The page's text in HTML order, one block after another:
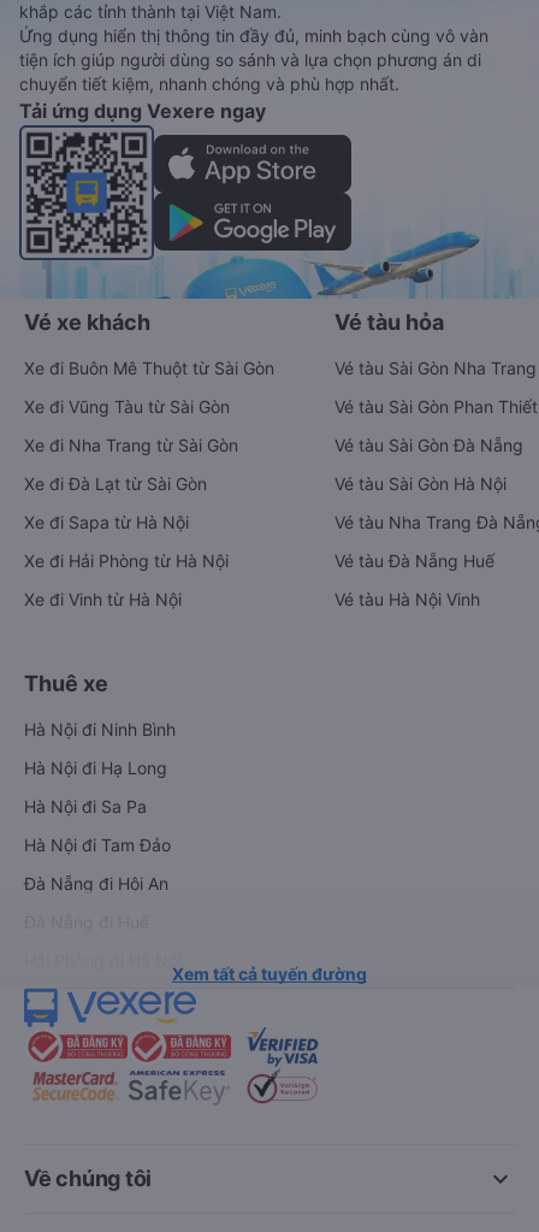
khắp các tỉnh thành tại Việt Nam.
Ứng dụng hiển thị thông tin đầy đủ, minh bạch cùng vô vàn
tiện ích giúp người dùng so sánh và lựa chọn phương án di
chuyển tiết kiệm, nhanh chóng và phù hợp nhất.
Tải ứng dụng Vexere ngay
Vé xe khách
Xe đi Buôn Mê Thuột từ Sài Gòn
Xe đi Vũng Tàu từ Sài Gòn
Xe đi Nha Trang từ Sài Gòn
Xe đi Đà Lạt từ Sài Gòn
Xe đi Sapa từ Hà Nội
Xe đi Hải Phòng từ Hà Nội
Xe đi Vinh từ Hà Nội
Vé tàu hỏa
Vé tàu Sài Gòn Nha Trang
Vé tàu Sài Gòn Phan Thiết
Vé tàu Sài Gòn Đà Nẵng
Vé tàu Sài Gòn Hà Nội
Vé tàu Nha Trang Đà
Vé tàu Đà Nẵng Huế
Vé tàu Hà Nội Vinh
Thuê xe
Hà Nội đi Ninh Bình
Hà Nội đi Hạ Long
Hà Nội đi Sa Pa
Hà Nội đi Tam Đảo
Đà Nẵng đi Hội An
Xem tất cả tuyến đường
keyboard_arrow_down
Về chúng tôi